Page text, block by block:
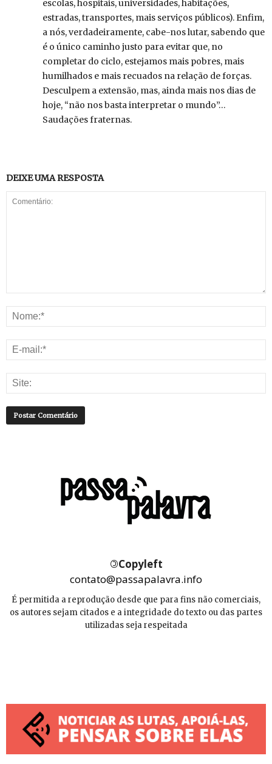
escolas, hospitais, universidades, habitações,
estradas, transportes, mais serviços públicos). Enfim,
a nós, verdadeiramente, cabe-nos lutar, sabendo que
é o único caminho justo para evitar que, no
completar do ciclo, estejamos mais pobres, mais
humilhados e mais recuados na relação de forças.
Desculpem a extensão, mas, ainda mais nos dias de
hoje, “não nos basta interpretar o mundo”…
Saudações fraternas.
DEIXE UMA RESPOSTA
©Copyleft
contato@passapalavra.info
É permitida a reprodução desde que para fins não comerciais,
os autores sejam citados e a integridade do texto ou das partes
utilizadas seja respeitada